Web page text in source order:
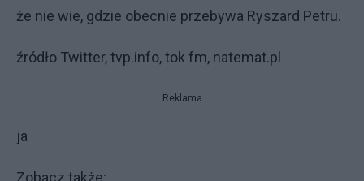
że nie wie, gdzie obecnie przebywa Ryszard Petru.
źródło Twitter, tvp.info, tok fm, natemat.pl
Reklama
ja
Zobacz także: